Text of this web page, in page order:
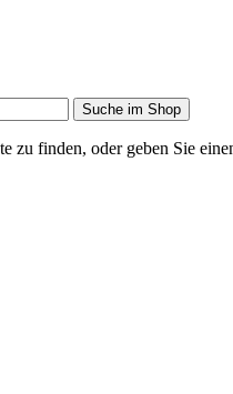
Suche im Shop
zu finden, oder geben Sie